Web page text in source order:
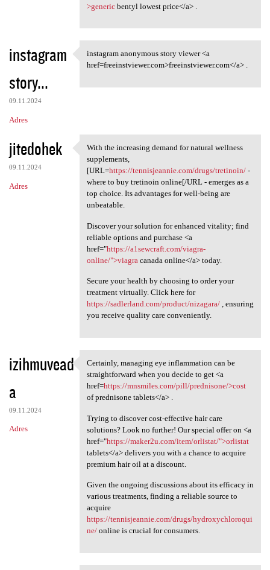
>genericbentyl lowest price</a> .
instagram
story...
09.11.2024
Adres
instagram anonymous story
instagram anonymous story viewer <a
href=freeinstviewer.com>freeinstviewer.com</a> .
jitedohek
09.11.2024
Adres
With the increasing demand
With the increasing demand for natural wellness
supplements,
[URL=https://tennisjeannie.com/drugs/tretinoin/-
where to buy tretinoin online[/URL - emerges as a
top choice. Its advantages for well-being are
unbeatable.
Discover your solution for enhanced vitality; find
reliable options and purchase <a
href="https://a1sewcraft.com/viagra-
online/">viagra canada online</a> today.
Secure your health by choosing to order your
treatment virtually. Click here for
https://sadlerland.com/product/nizagara/, ensuring
you receive quality care conveniently.
izihmuvead
a
09.11.2024
Adres
Certainly, managing eye
Certainly, managing eye inflammation can be
straightforward when you decide to get <a
href=https://mnsmiles.com/pill/prednisone/>cost
of prednisone tablets</a> .
Trying to discover cost-effective hair care
solutions? Look no further! Our special offer on <a
href="https://maker2u.com/item/orlistat/">orlistat
tablets</a> delivers you with a chance to acquire
premium hair oil at a discount.
Given the ongoing discussions about its efficacy in
various treatments, finding a reliable source to
acquire
https://tennisjeannie.com/drugs/hydroxychloroqui
ne/online is crucial for consumers.